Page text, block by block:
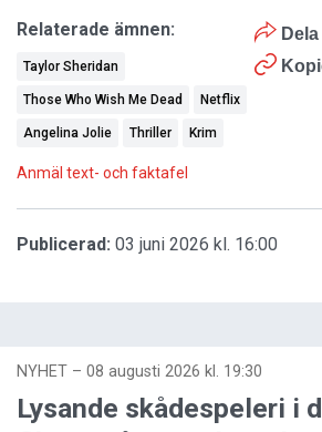
Relaterade ämnen:
Taylor Sheridan
Those Who Wish Me Dead Netflix
Angelina Jolie Thriller Krim
Anmäl text- och faktafel
Publicerad: 03 juni 2026 kl. 16:00
NYHET – 08 augusti 2026 kl. 19:30
Lysande skådespeleri i